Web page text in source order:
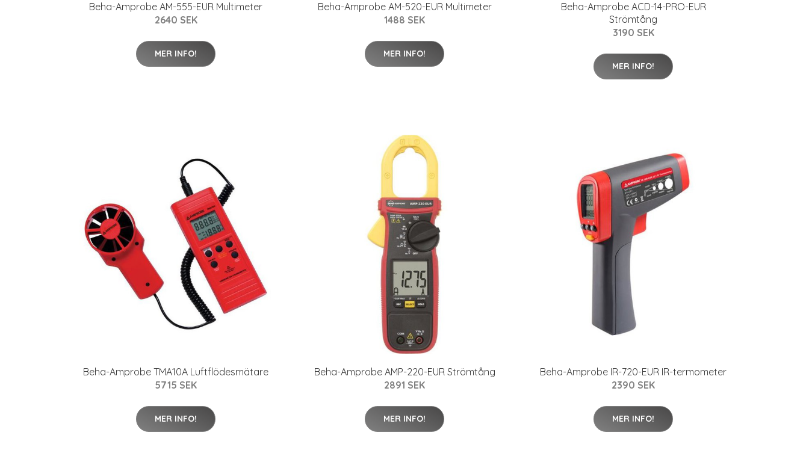
Beha-Amprobe AM-555-EUR Multimeter
2640 SEK
MER INFO!
Beha-Amprobe AM-520-EUR Multimeter
1488 SEK
MER INFO!
Beha-Amprobe ACD-14-PRO-EUR
Strömtång
3190 SEK
MER INFO!
Beha-Amprobe TMA10A Luftflödesmätare
5715 SEK
MER INFO!
Beha-Amprobe AMP-220-EUR Strömtång
2891 SEK
MER INFO!
Beha-Amprobe IR-720-EUR IR-termometer
2390 SEK
MER INFO!